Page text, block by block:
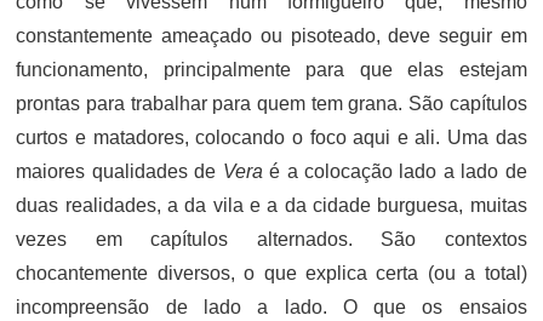
constantemente ameaçado ou pisoteado, deve seguir em
funcionamento, principalmente para que elas estejam
prontas para trabalhar para quem tem grana. São capítulos
curtos e matadores, colocando o foco aqui e ali. Uma das
maiores qualidades de Veraé a colocação lado a lado de
duas realidades, a da vila e a da cidade burguesa, muitas
vezes em capítulos alternados. São contextos
chocantemente diversos, o que explica certa (ou a total)
incompreensão de lado a lado. O que os ensaios